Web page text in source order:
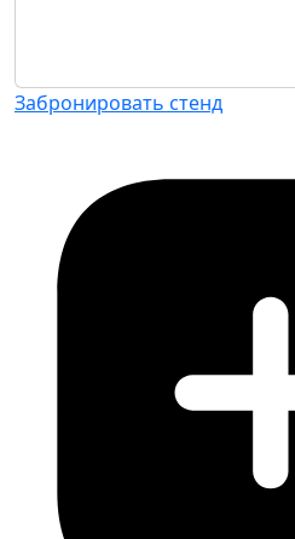
Забронировать стенд